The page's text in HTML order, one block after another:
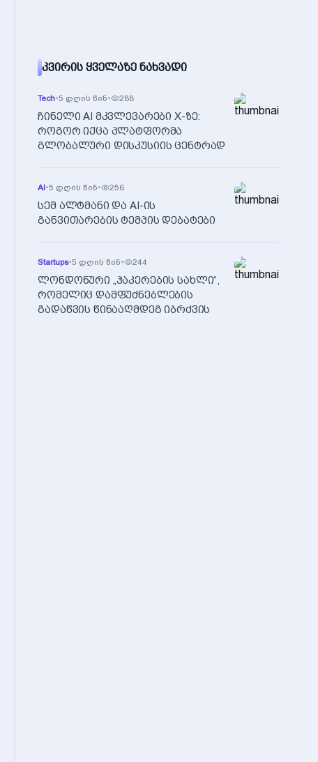
ᲙᲕᲘᲠᲘᲡ ᲧᲕᲔᲚᲐᲖᲔ ᲜᲐᲮᲕᲐᲓᲘ
Tech•5 დღის წინ• 288
ჩინელი AI მკვლევარები X-ზე:
როგორ იქცა პლატფორმა
გლობალური დისკუსიის ცენტრად
AI•5 დღის წინ• 256
სემ ალტმანი და AI-ის
განვითარების ტემპის დებატები
Startups•5 დღის წინ• 244
ლონდონური „ჰაკერების სახლი“,
რომელიც დამფუძნებლების
გადაწვის წინააღმდეგ იბრძვის